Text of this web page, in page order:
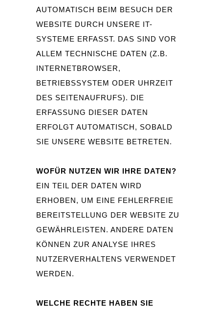
AUTOMATISCH BEIM BESUCH DER
WEBSITE DURCH UNSERE IT-
SYSTEME ERFASST. DAS SIND VOR
ALLEM TECHNISCHE DATEN (Z.B.
INTERNETBROWSER,
BETRIEBSSYSTEM ODER UHRZEIT
DES SEITENAUFRUFS). DIE
ERFASSUNG DIESER DATEN
ERFOLGT AUTOMATISCH, SOBALD
SIE UNSERE WEBSITE BETRETEN.
WOFÜR NUTZEN WIR IHRE DATEN?
EIN TEIL DER DATEN WIRD
ERHOBEN, UM EINE FEHLERFREIE
BEREITSTELLUNG DER WEBSITE ZU
GEWÄHRLEISTEN. ANDERE DATEN
KÖNNEN ZUR ANALYSE IHRES
NUTZERVERHALTENS VERWENDET
WERDEN.
WELCHE RECHTE HABEN SIE